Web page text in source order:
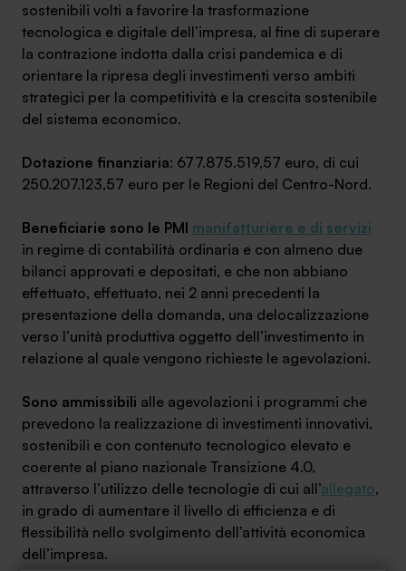
sostenibili volti a favorire la trasformazione
tecnologica e digitale dell’impresa, al fine di superare
la contrazione indotta dalla crisi pandemica e di
orientare la ripresa degli investimenti verso ambiti
strategici per la competitività e la crescita sostenibile
del sistema economico.
Dotazione finanziaria: 677.875.519,57 euro, di cui
250.207.123,57 euro per le Regioni del Centro-Nord.
Beneficiarie sono le PMI manifatturiere e di servizi
in regime di contabilità ordinaria e con almeno due
bilanci approvati e depositati, e che non abbiano
effettuato, effettuato, nei 2 anni precedenti la
presentazione della domanda, una delocalizzazione
verso l’unità produttiva oggetto dell’investimento in
relazione al quale vengono richieste le agevolazioni.
Sono ammissibili alle agevolazioni i programmi che
prevedono la realizzazione di investimenti innovativi,
sostenibili e con contenuto tecnologico elevato e
coerente al piano nazionale Transizione 4.0,
attraverso l’utilizzo delle tecnologie di cui all’allegato,
in grado di aumentare il livello di efficienza e di
flessibilità nello svolgimento dell’attività economica
dell’impresa.